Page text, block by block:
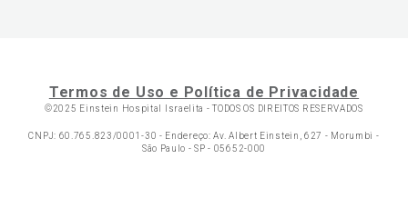
Termos de Uso e Política de Privacidade
©2025 Einstein Hospital Israelita -TODOS OS DIREITOS RESERVADOS
CNPJ: 60.765.823/0001-30 - Endereço: Av. Albert Einstein, 627 - Morumbi -
São Paulo - SP - 05652-000